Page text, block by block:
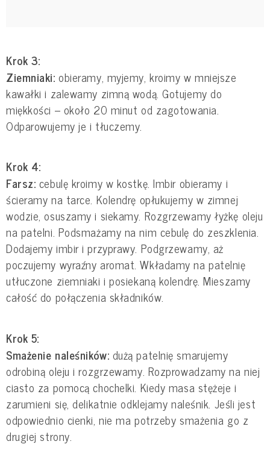
Krok 3:
Ziemniaki: obieramy, myjemy, kroimy w mniejsze
kawałki i zalewamy zimną wodą. Gotujemy do
miękkości – około 20 minut od zagotowania.
Odparowujemy je i tłuczemy.
Krok 4:
Farsz: cebulę kroimy w kostkę. Imbir obieramy i
ścieramy na tarce. Kolendrę opłukujemy w zimnej
wodzie, osuszamy i siekamy. Rozgrzewamy łyżkę oleju
na patelni. Podsmażamy na nim cebulę do zeszklenia.
Dodajemy imbir i przyprawy. Podgrzewamy, aż
poczujemy wyraźny aromat. Wkładamy na patelnię
utłuczone ziemniaki i posiekaną kolendrę. Mieszamy
całość do połączenia składników.
Krok 5:
Smażenie naleśników: dużą patelnię smarujemy
odrobiną oleju i rozgrzewamy. Rozprowadzamy na niej
ciasto za pomocą chochelki. Kiedy masa stężeje i
zarumieni się, delikatnie odklejamy naleśnik. Jeśli jest
odpowiednio cienki, nie ma potrzeby smażenia go z
drugiej strony.